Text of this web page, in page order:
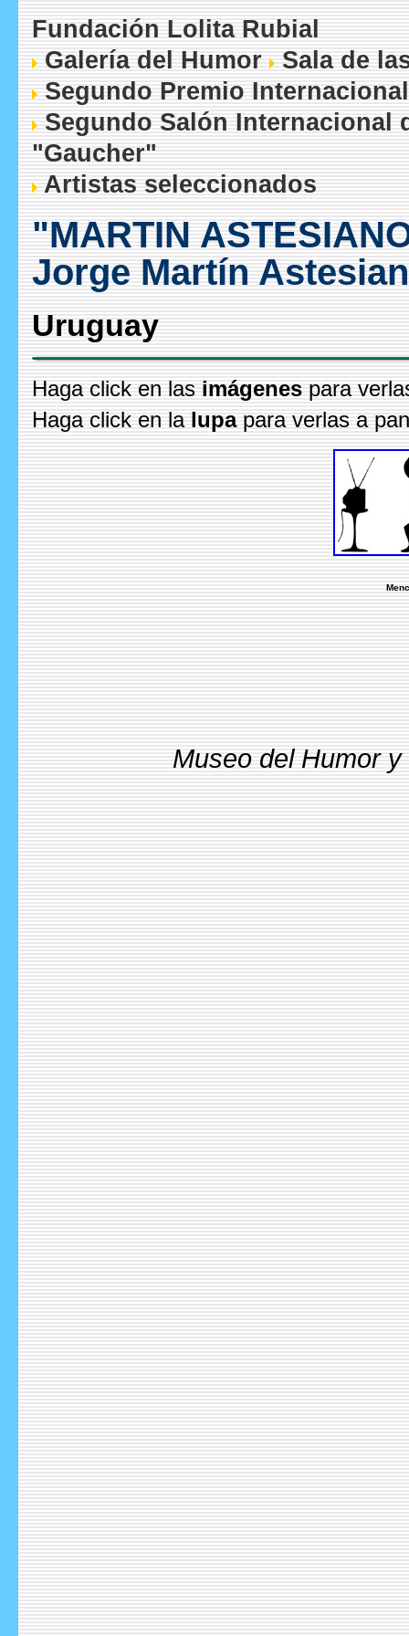
Fundación Lolita Rubial
Galería del Humor
Sala de
Segundo Premio
Segundo Salón Internacional
"Gaucher"
Artistas seleccionados
"MARTIN
Jorge Martín
Uruguay
Haga click en las imágenes para
Haga click en la lupapara verlas a
Museo del Humor